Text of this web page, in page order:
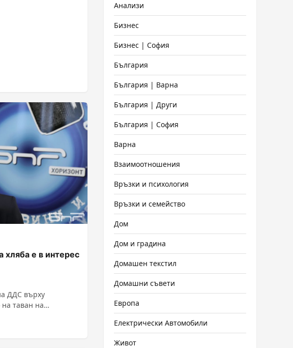
хляба е в интерес
ДДС върху
таван на
Анализи
Бизнес
Бизнес | София
България
България | Варна
България | Други
България | София
Варна
Взаимоотношения
Връзки и психология
Връзки и семейство
Дом
Дом и градина
Домашен текстил
Домашни съвети
Европа
Електрически Автомобили
Живот